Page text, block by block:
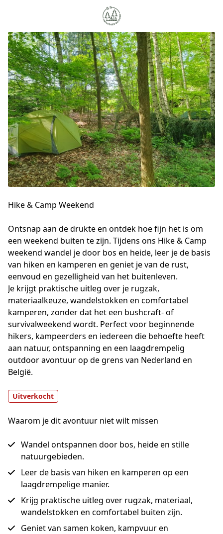
Hike & Camp Weekend
Ontsnap aan de drukte en ontdek hoe fijn het is om
een weekend buiten te zijn. Tijdens ons Hike & Camp
weekend wandel je door bos en heide, leer je de basis
van hiken en kamperen en geniet je van de rust,
eenvoud en gezelligheid van het buitenleven.
Je krijgt praktische uitleg over je rugzak,
materiaalkeuze, wandelstokken en comfortabel
kamperen, zonder dat het een bushcraft- of
survivalweekend wordt. Perfect voor beginnende
hikers, kampeerders en iedereen die behoefte heeft
aan natuur, ontspanning en een laagdrempelig
outdoor avontuur op de grens van Nederland en
België.
Uitverkocht
Waarom je dit avontuur niet wilt missen
Wandel ontspannen door bos, heide en stille
natuurgebieden.
Leer de basis van hiken en kamperen op een
laagdrempelige manier.
Krijg praktische uitleg over rugzak, materiaal,
wandelstokken en comfortabel buiten zijn.
Geniet van samen koken, kampvuur en